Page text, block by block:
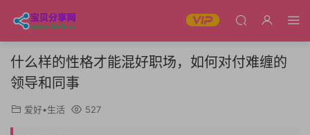
什么样的性格才能混好职场，如何对付难缠的
领导和同事
爱好•生活 527